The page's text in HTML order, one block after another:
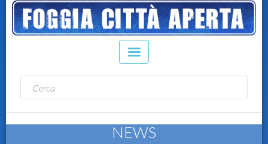
NEWS